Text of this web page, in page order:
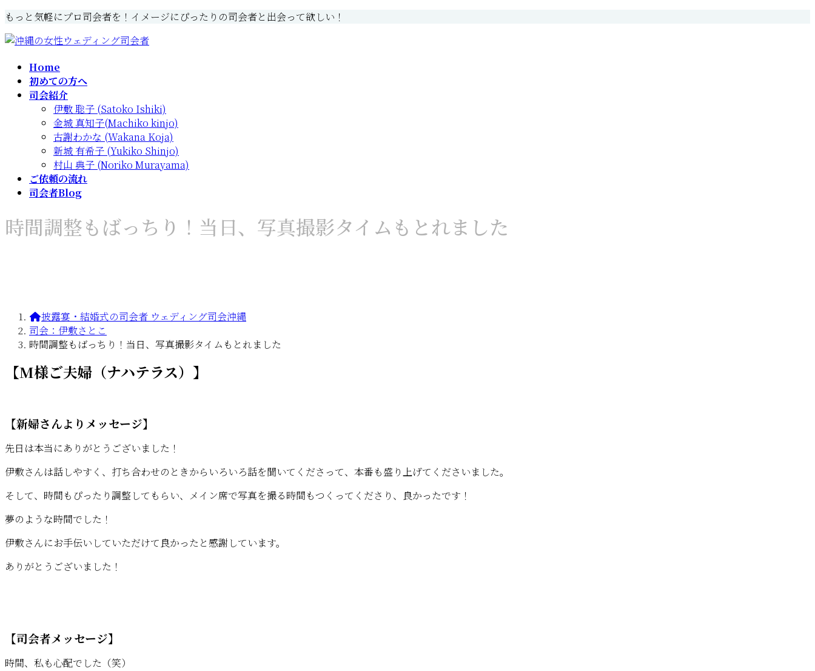
コ
ン
テ
ナ
ビ
ゲ
もっと気軽にプロ司会者を！イメージにぴったりの司会者と出会って欲しい！
Home
初めての方へ
司会紹介
伊敷 聡子 (Satoko Ishiki)
金城 真知子(Machiko kinjo)
古謝わかな (Wakana Koja)
新城 有希子 (Yukiko Shinjo)
村山 典子 (Noriko Murayama)
ご依頼の流れ
司会者Blog
時間調整もばっちり！当日、写真撮影タイムもとれました
披露宴・結婚式の司会者 ウェディング司会沖縄
司会：伊敷さとこ
時間調整もばっちり！当日、写真撮影タイムもとれました
【M様ご夫婦（ナハテラス）】
【新婦さんよりメッセージ】
先日は本当にありがとうございました！
伊敷さんは話しやすく、打ち合わせのときからいろいろ話を聞いてくださって、本番も盛り上げてくださいました。
そして、時間もぴったり調整してもらい、メイン席で写真を撮る時間もつくってくださり、良かったです！
夢のような時間でした！
伊敷さんにお手伝いしていただけて良かったと感謝しています。
ありがとうございました！
【司会者メッセージ】
時間、私も心配でした（笑）